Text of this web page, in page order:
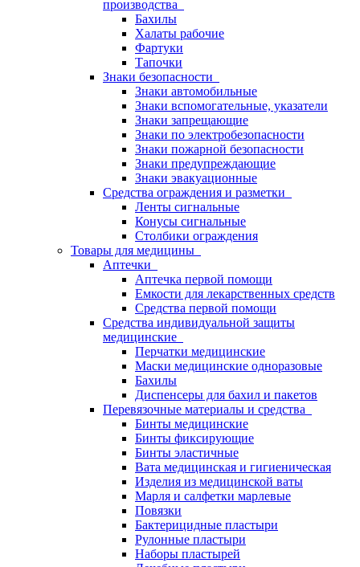
производства
Бахилы
Халаты рабочие
Фартуки
Тапочки
Знаки безопасности
Знаки автомобильные
Знаки вспомогательные, указатели
Знаки запрещающие
Знаки по электробезопасности
Знаки пожарной безопасности
Знаки предупреждающие
Знаки эвакуационные
Средства ограждения и разметки
Ленты сигнальные
Конусы сигнальные
Столбики ограждения
Товары для медицины
Аптечки
Аптечка первой помощи
Емкости для лекарственных средств
Средства первой помощи
Средства индивидуальной защиты
медицинские
Перчатки медицинские
Маски медицинские одноразовые
Бахилы
Диспенсеры для бахил и пакетов
Перевязочные материалы и средства
Бинты медицинские
Бинты фиксирующие
Бинты эластичные
Вата медицинская и гигиеническая
Изделия из медицинской ваты
Марля и салфетки марлевые
Повязки
Бактерицидные пластыри
Рулонные пластыри
Наборы пластырей